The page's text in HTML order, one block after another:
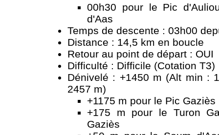
00h30 pour le Pic
d'Aas
Temps de descente : 03h00
Distance : 14,5 km en boucle
Retour au point de départ : OUI
Difficulté : Difficile (Cotation T3)
Dénivelé : +1450 m (Alt min :
2457 m)
+1175 m pour le Pic Gaziès
+175 m pour le Turon
Gaziès